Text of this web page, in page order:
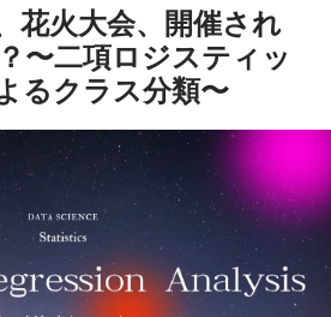
花火大会、開催され
〜二項ロジスティッ
るクラス分類〜